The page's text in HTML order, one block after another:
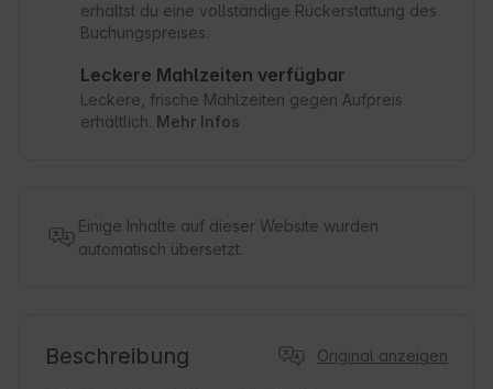
erhältst du eine vollständige Rückerstattung des
Buchungspreises.
Leckere Mahlzeiten verfügbar
Leckere, frische Mahlzeiten gegen Aufpreis
erhältlich. Mehr Infos
Einige Inhalte auf dieser Website wurden
automatisch übersetzt.
Beschreibung Original anzeigen